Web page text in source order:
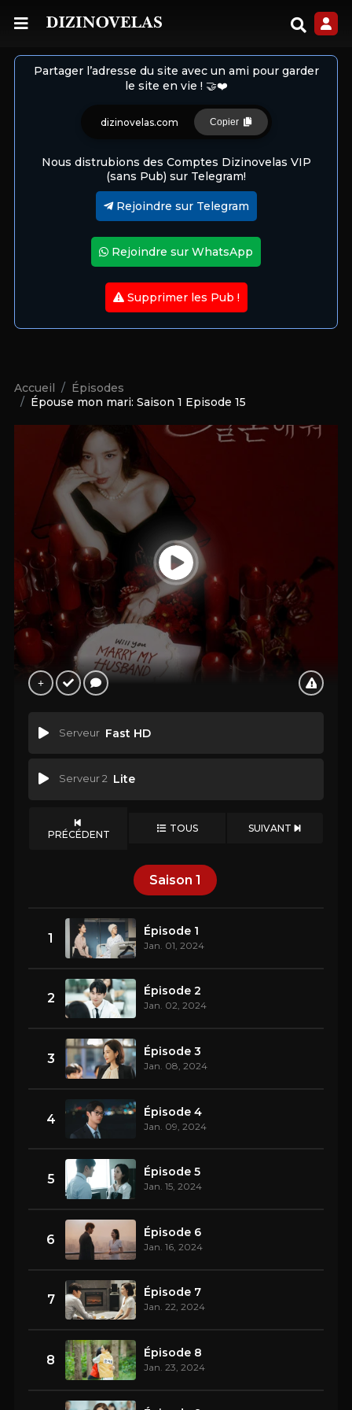
Partager l’adresse du site avec un ami pour garder
le site en vie ! 🤝❤️
dizinovelas.com Copier
Nous distrubions des Comptes Dizinovelas VIP
(sans Pub) sur Telegram!
Rejoindre sur Telegram
Rejoindre sur WhatsApp
Supprimer les Pub !
Accueil
Épisodes
Épouse mon mari: Saison 1 Episode 15
Serveur Fast HD
Serveur 2 Lite
PRÉCÉDENT TOUS SUIVANT
Saison 1
1 Épisode 1
Jan. 01, 2024
2 Épisode 2
Jan. 02, 2024
3 Épisode 3
Jan. 08, 2024
4 Épisode 4
Jan. 09, 2024
5 Épisode 5
Jan. 15, 2024
6 Épisode 6
Jan. 16, 2024
7 Épisode 7
Jan. 22, 2024
8 Épisode 8
Jan. 23, 2024